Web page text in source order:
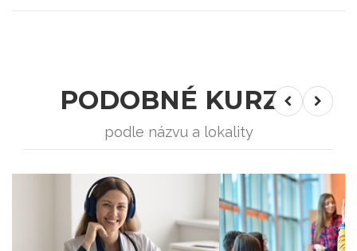
PODOBNÉ KURZY
podle názvu a lokality